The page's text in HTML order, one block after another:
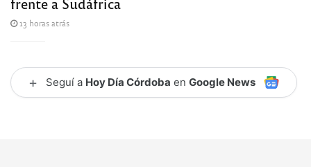
13 horas atrás
+ Seguí a Hoy Día Córdoba en Google News